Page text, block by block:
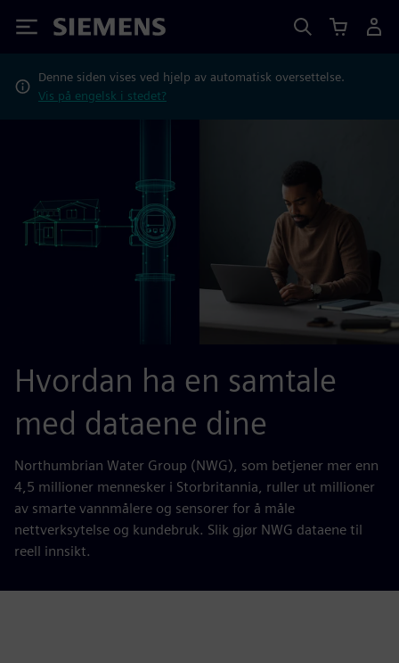
Siemens
Denne siden vises ved hjelp av automatisk oversettelse.
Vis på engelsk i stedet?
Hvordan ha en samtale
med dataene dine
Northumbrian Water Group (NWG), som betjener mer enn
4,5 millioner mennesker i Storbritannia, ruller ut millioner
av smarte vannmålere og sensorer for å måle
nettverksytelse og kundebruk. Slik gjør NWG dataene til
reell innsikt.